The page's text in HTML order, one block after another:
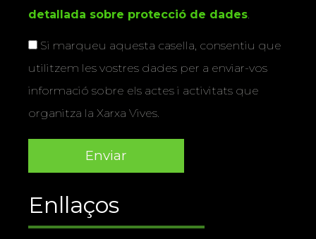
detallada sobre protecció de dades.
Si marqueu aquesta casella, consentiu que
utilitzem les vostres dades per a enviar-vos
informació sobre els actes i activitats que
organitza la Xarxa Vives.
Enllaços